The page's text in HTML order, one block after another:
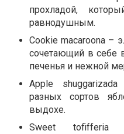
прохладой,
равнодушным.
Cookie macaroona –
сочетающий в себе
печенья и нежной
Apple
разных сортов
выдохе.
Sweet tofifferia